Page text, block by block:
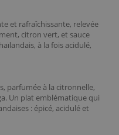
et rafraîchissante, relevée
citron vert, et sauce
à la fois acidulé,
parfumée à la citronnelle,
Un plat emblématique qui
: épicé, acidulé et